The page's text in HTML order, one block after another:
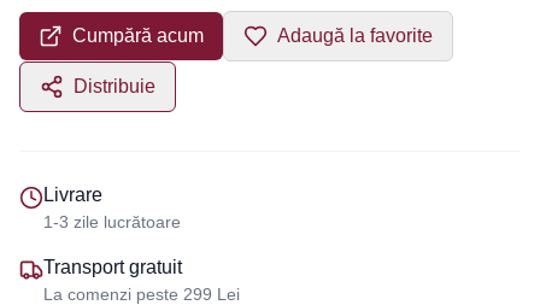
Cumpără acum Adaugă la favorite
Distribuie
Livrare
1-3 zile lucrătoare
Transport gratuit
La comenzi peste 299 Lei